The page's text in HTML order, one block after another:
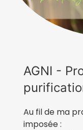
AGNI -
Au fil de ma
imposée :